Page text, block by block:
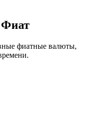
доступ
Фиат
фиатные валюты,